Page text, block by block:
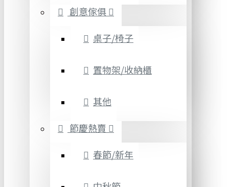
創意傢俱
桌子/椅子
置物架/收納櫃
其他
節慶熱賣
春節/新年